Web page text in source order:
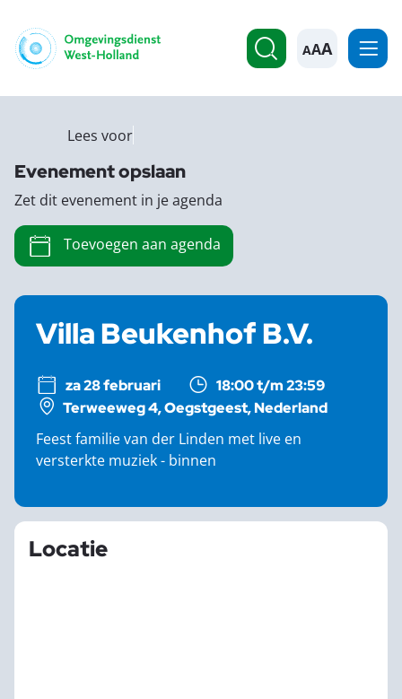
A
Villa Beukenhof B.V.
za 28 februari
18:00 t/m 23:59
Terweeweg 4, Oegstgeest, Nederland
Feest familie van der Linden met live en
versterkte muziek - binnen
Locatie
Lees voor
Evenement opslaan
Zet dit evenement in je agenda
Toevoegen aan agenda